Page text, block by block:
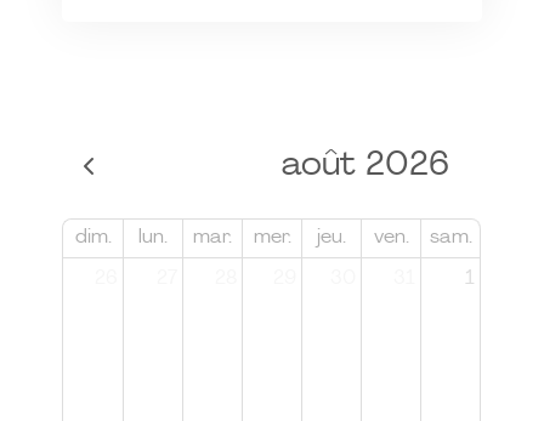
août 2026
dim. lun. mar. mer. jeu. ven. sam.
1